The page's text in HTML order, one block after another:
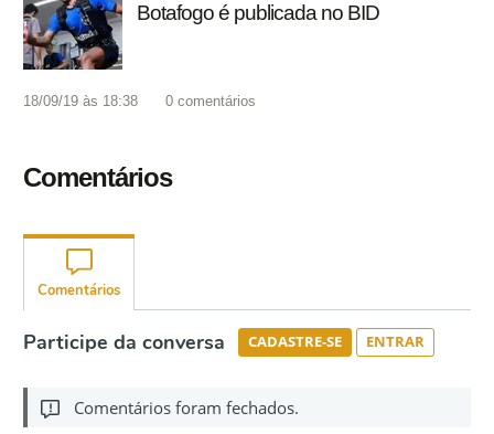
Botafogo é publicada no BID
18/09/19 às 18:38 0 comentários
Comentários